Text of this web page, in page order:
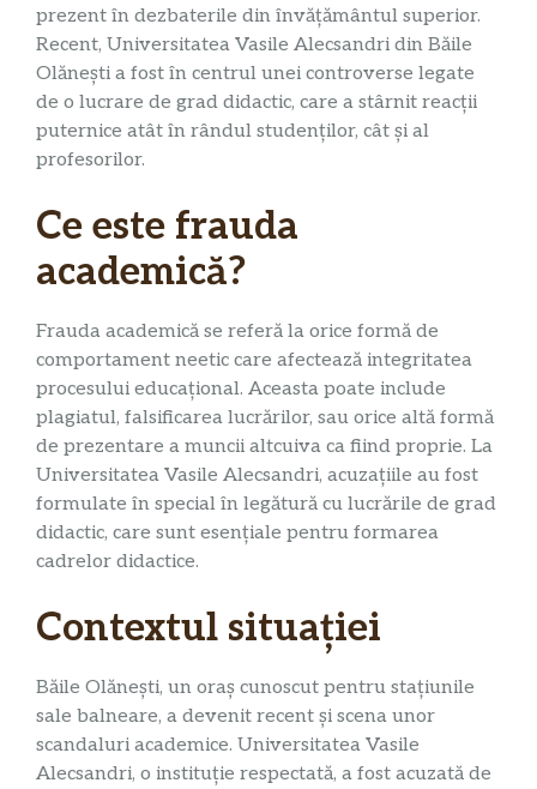
prezent în dezbaterile din învățământul superior.
Recent, Universitatea Vasile Alecsandri din Băile
Olănești a fost în centrul unei controverse legate
de o lucrare de grad didactic, care a stârnit reacții
puternice atât în rândul studenților, cât și al
profesorilor.
Ce este frauda
academică?
Frauda academică se referă la orice formă de
comportament neetic care afectează integritatea
procesului educațional. Aceasta poate include
plagiatul, falsificarea lucrărilor, sau orice altă formă
de prezentare a muncii altcuiva ca fiind proprie. La
Universitatea Vasile Alecsandri, acuzațiile au fost
formulate în special în legătură cu lucrările de grad
didactic, care sunt esențiale pentru formarea
cadrelor didactice.
Contextul situației
Băile Olănești, un oraș cunoscut pentru stațiunile
sale balneare, a devenit recent și scena unor
scandaluri academice. Universitatea Vasile
Alecsandri, o instituție respectată, a fost acuzată de